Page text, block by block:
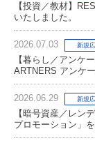
【投資／教材】
いたしました。
2026.07.03 新規
【暮らし／アンケ
ARTNERS アンケ
た。
2026.06.29
新規
【暗号資産／レン
プロモーション」